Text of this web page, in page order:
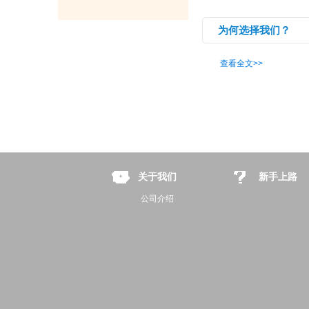
为何选择我们？
查看全文>>
关于我们
公司介绍
新手上路